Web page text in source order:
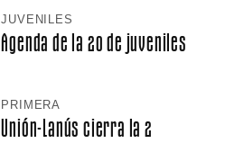
JUVENILES
Agenda de la 20 de juveniles
PRIMERA
Unión-Lanús cierra la 2